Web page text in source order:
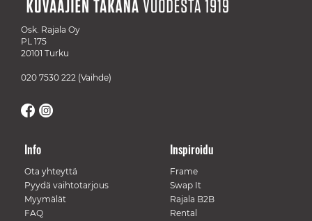
Osk. Rajala Oy
PL 175
20101 Turku
020 7530 222 (Vaihde)
Info
Ota yhteyttä
Pyydä vaihtotarjous
Myymälät
FAQ
Inspiroidu
Frame
Swap It
Rajala B2B
Rental